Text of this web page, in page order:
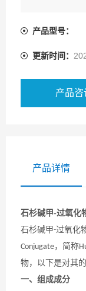
产品型号：
更新时间：
产品咨
产品详情
石杉碱甲-过氧化
石杉碱甲-过氧化
Conjugate，简称
物，以下是对其
一、组成成分